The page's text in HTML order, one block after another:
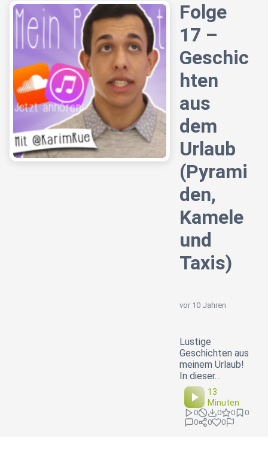
Folge
17 –
Geschic
hten
aus
dem
Urlaub
(Pyrami
den,
Kamele
und
Taxis)
vor 10 Jahren
Lustige
Geschichten aus
meinem Urlaub!
In dieser…
13
Minuten
0 0 0
0
0
0 0